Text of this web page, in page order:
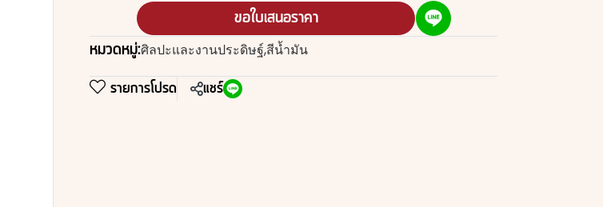
ขอใบเสนอราคา
หมวดหมู่:ศิลปะและงานประดิษฐ์,สีน้ำมัน
รายการโปรด แชร์